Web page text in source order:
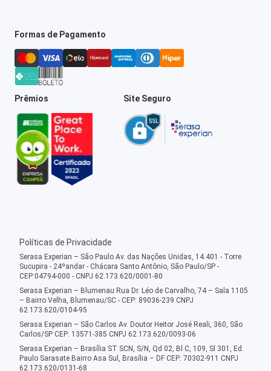
Formas de Pagamento
Prêmios Site Seguro
Políticas de Privacidade
Serasa Experian – São Paulo Av. das Nações Unidas, 14.401 - Torre
Sucupira - 24ºandar - Chácara Santo Antônio, São Paulo/SP -
CEP:04794-000 - CNPJ 62.173.620/0001-80
Serasa Experian – Blumenau Rua Dr. Léo de Carvalho, 74 – Sala 1105
– Bairro Velha, Blumenau/SC - CEP: 89036-239 CNPJ
62.173.620/0104-95
Serasa Experian – São Carlos Av. Doutor Heitor José Reali, 360, São
Carlos/SP CEP: 13571-385 CNPJ 62.173.620/0093-06
Serasa Experian – Brasília ST SCN, S/N, Qd 02, Bl C, 109, Sl 301, Ed.
Paulo Sarasate Bairro Asa Sul, Brasília – DF CEP: 70302-911 CNPJ
62.173.620/0131-68